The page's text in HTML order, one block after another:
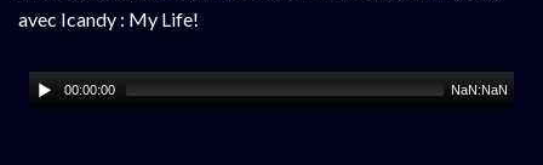
avec Icandy : My Life!
00:00:00 NaN:NaN